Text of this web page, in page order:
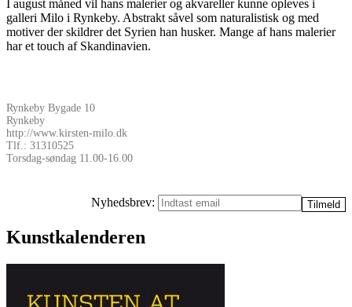
I august måned vil hans malerier og akvareller kunne opleves i
galleri Milo i Rynkeby. Abstrakt såvel som naturalistisk og med
motiver der skildrer det Syrien han husker. Mange af hans malerier
har et touch af Skandinavien.
Rynkeby Bygade 10
Rynkeby
http://www.kirsten-milo.dk
Tlf.: 31310525
Torsdag-søndag 11.00-16.00
Nyhedsbrev:
Kunstkalenderen